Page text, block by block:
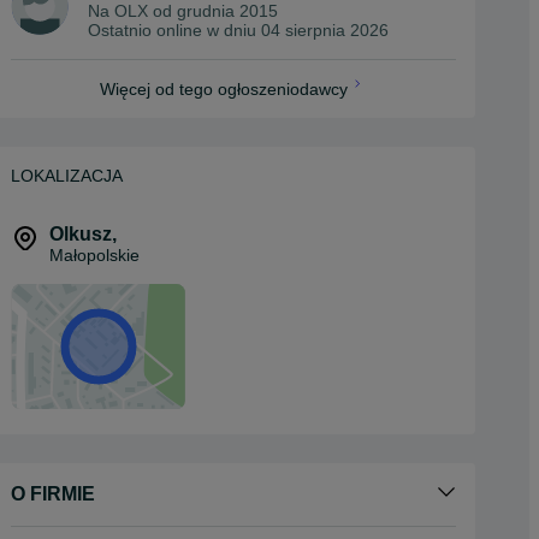
Na OLX od grudnia 2015
Ostatnio online w dniu 04 sierpnia 2026
Więcej od tego ogłoszeniodawcy
LOKALIZACJA
Olkusz,
Małopolskie
O FIRMIE